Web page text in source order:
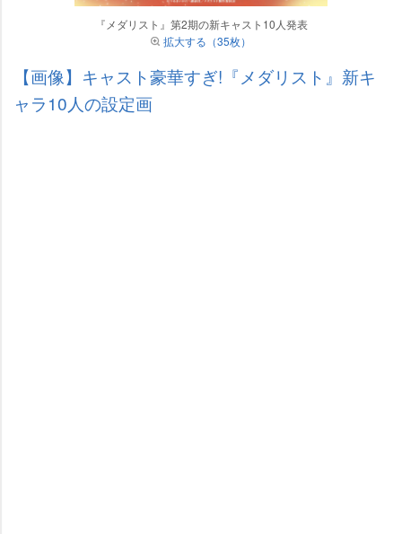
『メダリスト』第2期の新キャスト10人発表
拡大する（35枚）
【画像】キャスト豪華すぎ!『メダリスト』新キ
ャラ10人の設定画